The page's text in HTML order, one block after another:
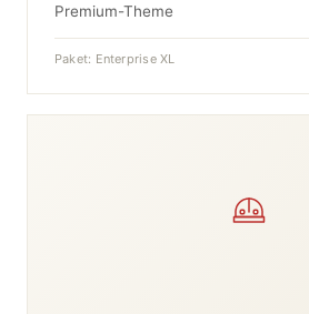
Premium-Theme
Paket: Enterprise XL